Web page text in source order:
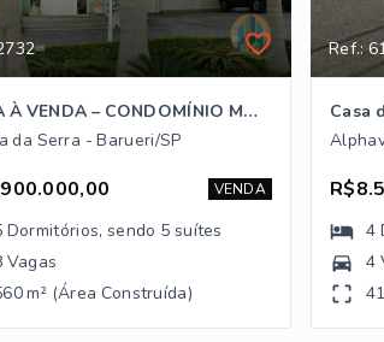
CASA À VENDA – CONDOMÍNIO MORADA DOS LAGOS
da Serra - Barueri/SP
VENDA
Dormitórios, sendo 5 suítes
Vagas
m² (Área Construída)
Ref.:
Casa
4
4